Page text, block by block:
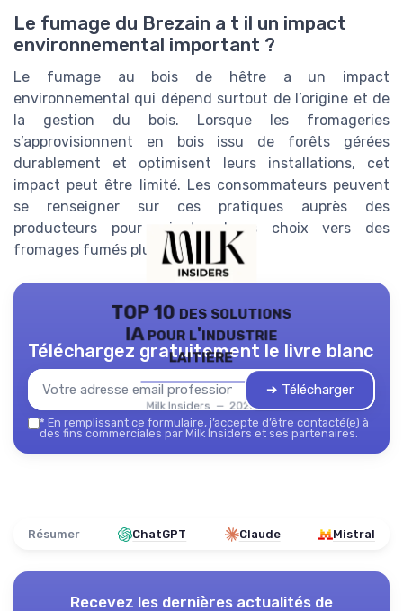
Le fumage du Brezain a t il un impact
environnemental important ?
Le fumage au bois de hêtre a un impact
environnemental qui dépend surtout de l’origine et de
la gestion du bois. Lorsque les fromageries
s’approvisionnent en bois issu de forêts gérées
durablement et optimisent leurs installations, cet
impact peut être limité. Les consommateurs peuvent
se renseigner sur ces pratiques auprès des
producteurs pour orienter leurs choix vers des
fromages fumés plus responsables.
TOP 10 des solutions
IA pour l'industrie
laitière
Milk Insiders — 2026
Téléchargez gratuitement le livre blanc
➔ Télécharger
* En remplissant ce formulaire, j’accepte d’être contacté(e) à
des fins commerciales par Milk Insiders et ses partenaires.
Résumer ChatGPT Claude Mistral
Recevez les dernières actualités de